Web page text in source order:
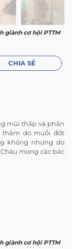
giành cơ hội PTTM
CHIA SẺ
mũi thấp và phần
thâm do muỗi đốt
không nhưng do
mong các bác
giành cơ hội PTTM